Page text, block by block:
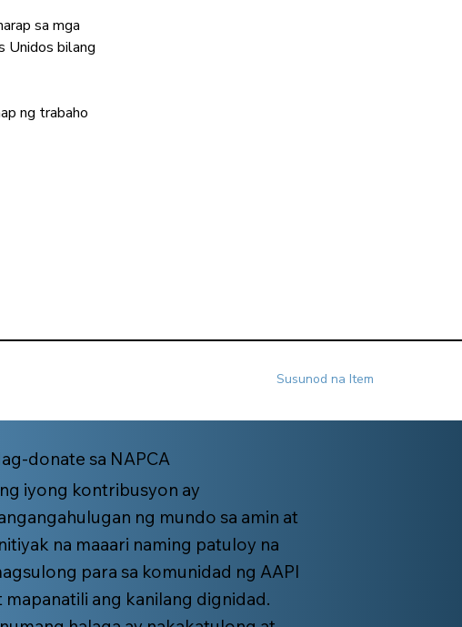
sa mga
Unidos bilang
ng trabaho
Susunod na Item
donate sa NAPCA
iyong kontribusyon ay
ng mundo sa amin at
na maaari naming patuloy na
para sa komunidad ng AAPI
mapanatili ang kanilang dignidad.